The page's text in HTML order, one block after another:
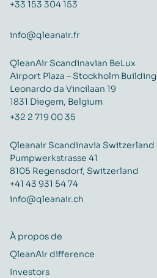
+33 153 304 153
info@qleanair.fr
QleanAir Scandinavian BeLux
Airport Plaza – Stockholm Building
Leonardo da Vincilaan 19
1831 Diegem, Belgium
+32 2 719 00 35
Qleanair Scandinavia Switzerland
Pumpwerkstrasse 41
8105 Regensdorf, Switzerland
+41 43 931 54 74
info@qleanair.ch
À propos de
QleanAir difference
Investors